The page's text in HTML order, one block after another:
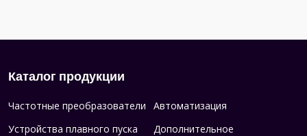
Каталог продукции
Частотные преобразователи
Автоматизация
Устройства плавного пуска
Дополнительное